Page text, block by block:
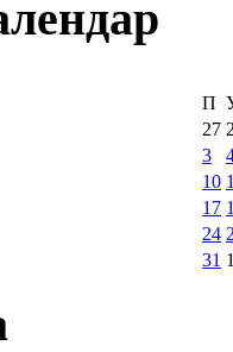
П
27
3
10
17
24
31